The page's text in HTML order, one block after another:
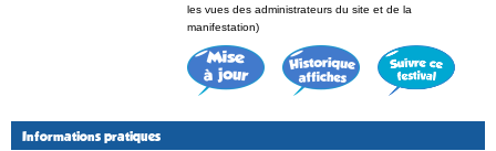
les vues des administrateurs du site et de la
manifestation)
Informations pratiques